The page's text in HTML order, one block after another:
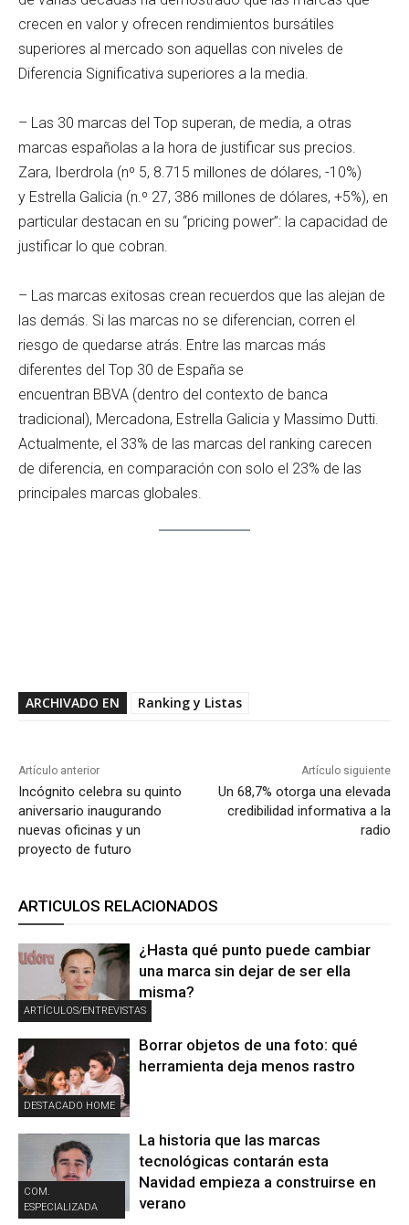
crecen en valor y ofrecen rendimientos bursátiles
superiores al mercado son aquellas con niveles de
Diferencia Significativa superiores a la media.
– Las 30 marcas del Top superan, de media, a otras
marcas españolas a la hora de justificar sus precios.
Zara, Iberdrola (nº 5, 8.715 millones de dólares, -10%)
y Estrella Galicia (n.º 27, 386 millones de dólares, +5%), en
particular destacan en su “pricing power”: la capacidad de
justificar lo que cobran.
– Las marcas exitosas crean recuerdos que las alejan de
las demás. Si las marcas no se diferencian, corren el
riesgo de quedarse atrás. Entre las marcas más
diferentes del Top 30 de España se
encuentran BBVA (dentro del contexto de banca
tradicional), Mercadona, Estrella Galicia y Massimo Dutti.
Actualmente, el 33% de las marcas del ranking carecen
de diferencia, en comparación con solo el 23% de las
principales marcas globales.
ARCHIVADO EN Ranking y Listas
Artículo anterior
Incógnito celebra su quinto
aniversario inaugurando
nuevas oficinas y un
proyecto de futuro
Artículo siguiente
Un 68,7% otorga una elevada
credibilidad informativa a la
radio
ARTICULOS RELACIONADOS
ARTÍCULOS/ENTREVISTAS
¿Hasta qué punto puede cambiar
una marca sin dejar de ser ella
misma?
DESTACADO HOME
Borrar objetos de una foto: qué
herramienta deja menos rastro
COM.
ESPECIALIZADA
La historia que las marcas
tecnológicas contarán esta
Navidad empieza a construirse en
verano